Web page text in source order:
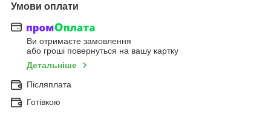
Умови оплати
Ви отримаєте замовлення
або гроші повернуться на вашу картку
Детальніше
Післяплата
Готівкою